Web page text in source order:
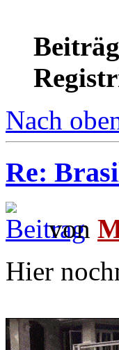
Nach
Re:
von
Hier